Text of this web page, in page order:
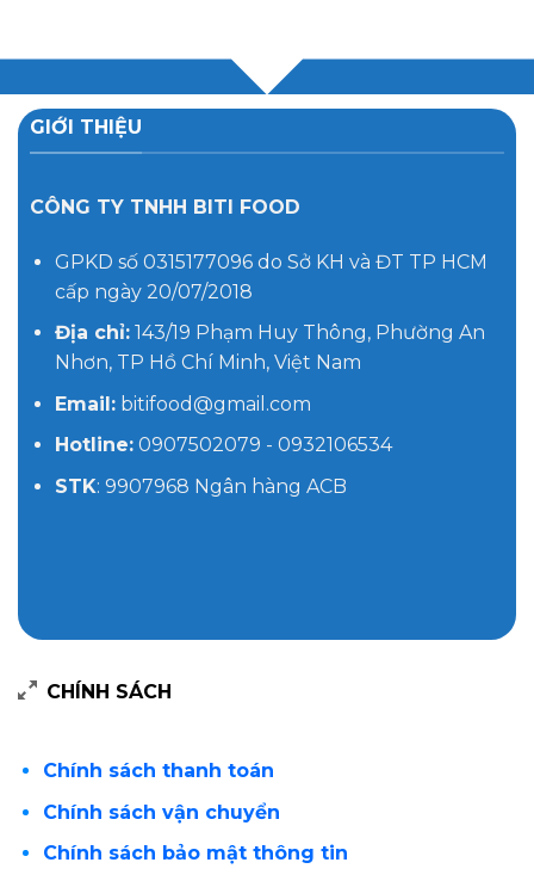
GIỚI THIỆU
CÔNG TY TNHH BITI FOOD
GPKD số 0315177096 do Sở KH và ĐT TP HCM
cấp ngày 20/07/2018
Địa chỉ:143/19 Phạm Huy Thông, Phường An
Nhơn, TP Hồ Chí Minh, Việt Nam
Email:bitifood@gmail.com
Hotline:0907502079 - 0932106534
STK: 9907968 Ngân hàng ACB
CHÍNH SÁCH
Chính sách thanh toán
Chính sách vận chuyển
Chính sách bảo mật thông tin